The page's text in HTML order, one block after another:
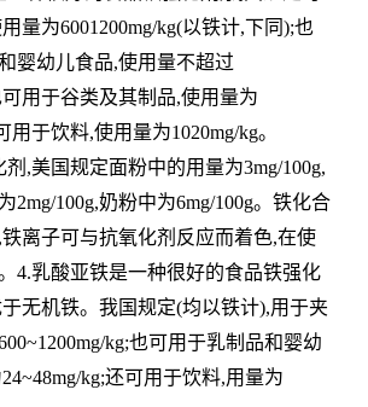
量为6001200mg/kg(以铁计,下同);也
婴幼儿食品,使用量不超过
可用于谷类及其制品,使用量为
用于饮料,使用量为1020mg/kg。
,美国规定面粉中的用量为3mg/100g,
2mg/100g,奶粉中为6mg/100g。铁化合
离子可与抗氧化剂反应而着色,在使
4.乳酸亚铁是一种很好的食品铁强化
无机铁。我国规定(均以铁计),用于夹
kg;也可用于乳制品和婴幼
kg;还可用于饮料,用量为